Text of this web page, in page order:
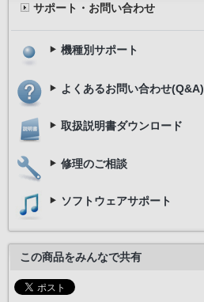
サポート・お問い合わせ
機種別サポート
よくあるお問い合わせ(Q&A)
取扱説明書ダウンロード
修理のご相談
ソフトウェアサポート
この商品をみんなで共有